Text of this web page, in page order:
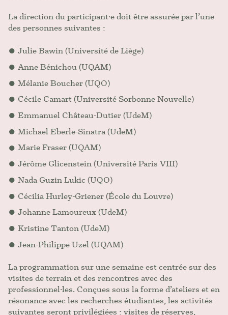
La direction du participant·e doit être assurée par l’une
des personnes suivantes :
Julie Bawin (Université de Liège)
Anne Bénichou (UQAM)
Mélanie Boucher (UQO)
Cécile Camart (Université Sorbonne Nouvelle)
Emmanuel Château-Dutier (UdeM)
Michael Eberle-Sinatra (UdeM)
Marie Fraser (UQAM)
Jérôme Glicenstein (Université Paris VIII)
Nada Guzin Lukic (UQO)
Cécilia Hurley-Griener (École du Louvre)
Johanne Lamoureux (UdeM)
Kristine Tanton (UdeM)
Jean-Philippe Uzel (UQAM)
La programmation sur une semaine est centrée sur des
visites de terrain et des rencontres avec des
professionnel·les. Conçues sous la forme d’ateliers et en
résonance avec les recherches étudiantes, les activités
suivantes seront privilégiées : visites de réserves,